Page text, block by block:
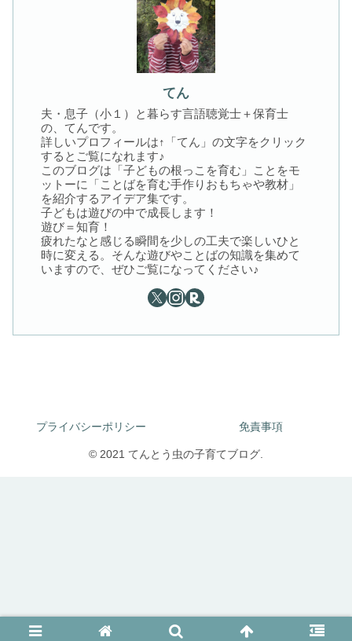
てん
夫・息子（小１）と暮らす言語聴覚士＋保育士
の、てんです。
詳しいプロフィールは↑「てん」の文字をクリック
するとご覧になれます♪
このブログは「子どもの根っこを育む」ことをモ
ットーに「ことばを育む手作りおもちゃや教材」
を紹介するアイデア集です。
子どもは遊びの中で成長します！
遊び＝知育！
疲れたなと感じる瞬間を少しの工夫で楽しいひと
時に変える。そんな遊びやことばの知識を集めて
いますので、ぜひご覧になってください♪
プライバシーポリシー 免責事項
© 2021 てんとう虫の子育てブログ.